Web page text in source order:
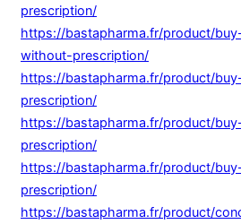
prescription/
https://bastapharma.fr/product/
without-prescription/
https://bastapharma.fr/product/
prescription/
https://bastapharma.fr/product/
prescription/
https://bastapharma.fr/product/
prescription/
https://bastapharma.fr/product/